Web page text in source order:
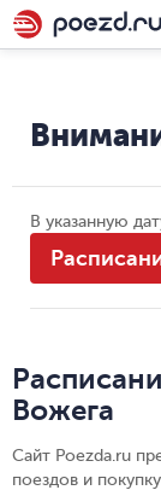
В указанную
Вожега
Сайт Poezda.ru
поездов и